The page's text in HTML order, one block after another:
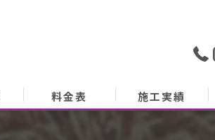
料金表 施工実績